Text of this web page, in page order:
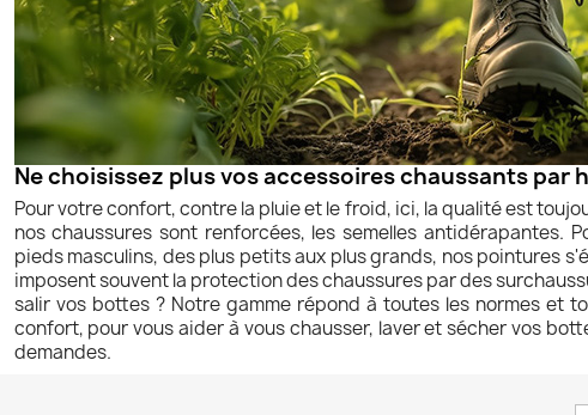
Ne choisissez plus vos accessoires chaussants par
Pour votre confort, contre la pluie et le froid, ici, la qualité est
nos chaussures sont renforcées, les semelles antidérapantes.
pieds masculins, des plus petits aux plus grands, nos pointures
imposent souvent la protection des chaussures par des
salir vos bottes ? Notre gamme répond à toutes les normes et
confort, pour vous aider à vous chausser, laver et sécher vos
demandes.